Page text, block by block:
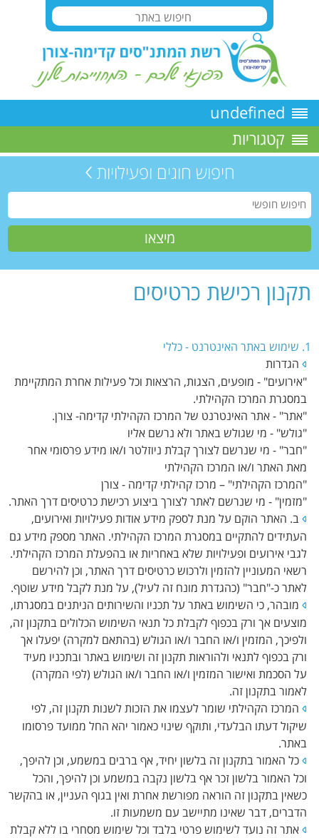
undefined
קטגוריות
חיפוש חוגים ופעילויות
תקנון רכישת כרטיסים
1. שימוש באתר האינטרנט - כללי
הגדרות
"אירועים" - מופעים, הצגות, הרצאות וכל פעילות אחרת המתקיימת
במסגרת המרכז הקהילתי.
"אתר" - אתר האינטרנט של המרכז הקהילתי קדימה- צורן.
"גולש" - מי שגולש באתר ולא נרשם אליו
"חבר" - מי שנרשם לצורך קבלת ניוזלטר ו/או מידע פרסומי אחר
מאת האתר ו/או המרכז הקהילתי
"המרכז הקהילתי" – מרכז קהילתי קדימה - צורן
"מזמין" - מי שנרשם לאתר לצורך ביצוע רכישת כרטיסים דרך האתר.
ב. האתר הוקם על מנת לספק מידע אודות פעילויות ואירועים,
העתידים להתקיים במסגרת המרכז הקהילתי. האתר מספק מידע גם
לגבי אירועים ופעילויות שלא באחריות או בהפעלת המרכז הקהילתי.
רשאי המעוניין להזמין ולרכוש כרטיסים דרך האתר, וכן להירשם
לאתר כ-"חבר" (כהגדרת מונח זה לעיל), על מנת לקבל מידע שוטף.
מובהר, כי השימוש באתר על תכניו והשירותים הניתנים במסגרתו,
מוצעים אך ורק בכפוף לקבלת כל תנאי השימוש הכלולים בתקנון זה,
ולפיכך, המזמין ו/או החבר ו/או הגולש (בהתאם למקרה) יפעלו אך
ורק בכפוף לתנאי ולהוראות תקנון זה ושימוש באתר ובתכניו מעיד
על הסכמת ואישור המזמין ו/או החבר ו/או הגולש (לפי המקרה)
לאמור בתקנון זה.
המרכז הקהילתי שומר לעצמו את הזכות לשנות תקנון זה, לפי
שיקול דעתו הבלעדי, ותוקף שינוי כאמור יהא החל ממועד פרסומו
באתר.
כל האמור בתקנון זה בלשון יחיד, אף ברבים במשמע, וכן להיפך,
וכל האמור בלשון זכר אף בלשון נקבה במשמע וכן להיפך, והכל
כשאין בתקנון זה הוראה מפורשת אחרת ואין בגוף העניין, או בהקשר
הדברים, דבר שאינו מתיישב עם משמעות זו.
אתר זה נועד לשימוש פרטי בלבד וכל שימוש מסחרי בו ללא קבלת